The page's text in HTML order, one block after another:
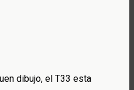
dibujo, el T33 esta